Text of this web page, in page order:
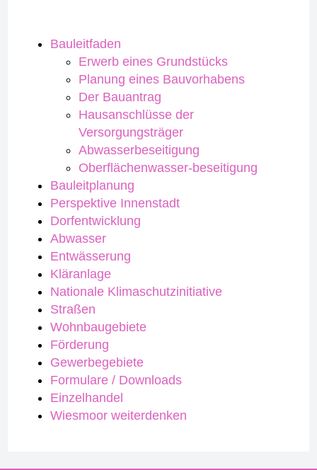
Bauleitfaden
Erwerb eines Grundstücks
Planung eines Bauvorhabens
Der Bauantrag
Hausanschlüsse der
Versorgungsträger
Abwasserbeseitigung
Oberflächenwasser-beseitigung
Bauleitplanung
Perspektive Innenstadt
Dorfentwicklung
Abwasser
Entwässerung
Kläranlage
Nationale Klimaschutzinitiative
Straßen
Wohnbaugebiete
Förderung
Gewerbegebiete
Formulare / Downloads
Einzelhandel
Wiesmoor weiterdenken